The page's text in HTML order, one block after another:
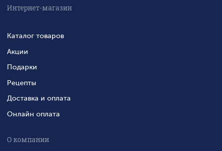
Интернет-магазин
Каталог товаров
Акции
Подарки
Рецепты
Доставка и оплата
Онлайн оплата
О компании